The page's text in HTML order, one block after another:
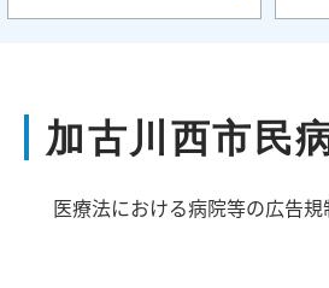
加古川西市民
医療法における病院等の広告